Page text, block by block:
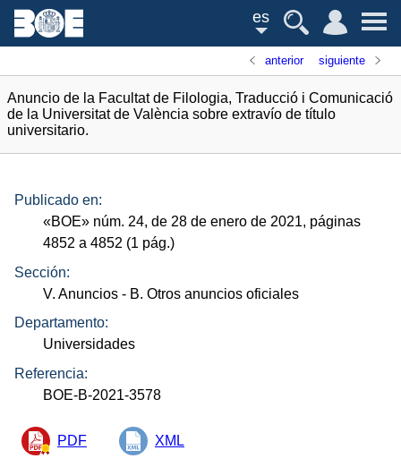
es
anterior siguiente
Anuncio de la Facultat de Filologia, Traducció i Comunicació
de la Universitat de València sobre extravío de título
universitario.
Publicado en:
«BOE» núm. 24, de 28 de enero de 2021, páginas
4852 a 4852 (1 pág.)
Sección:
V. Anuncios - B. Otros anuncios oficiales
Departamento:
Universidades
Referencia:
BOE-B-2021-3578
PDF XML